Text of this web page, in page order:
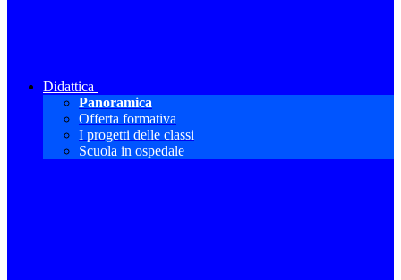
Didattica
Panoramica
Offerta formativa
I progetti delle classi
Scuola in ospedale